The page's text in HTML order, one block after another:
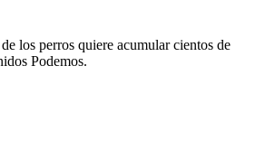
los perros quiere acumular cientos de
Podemos.